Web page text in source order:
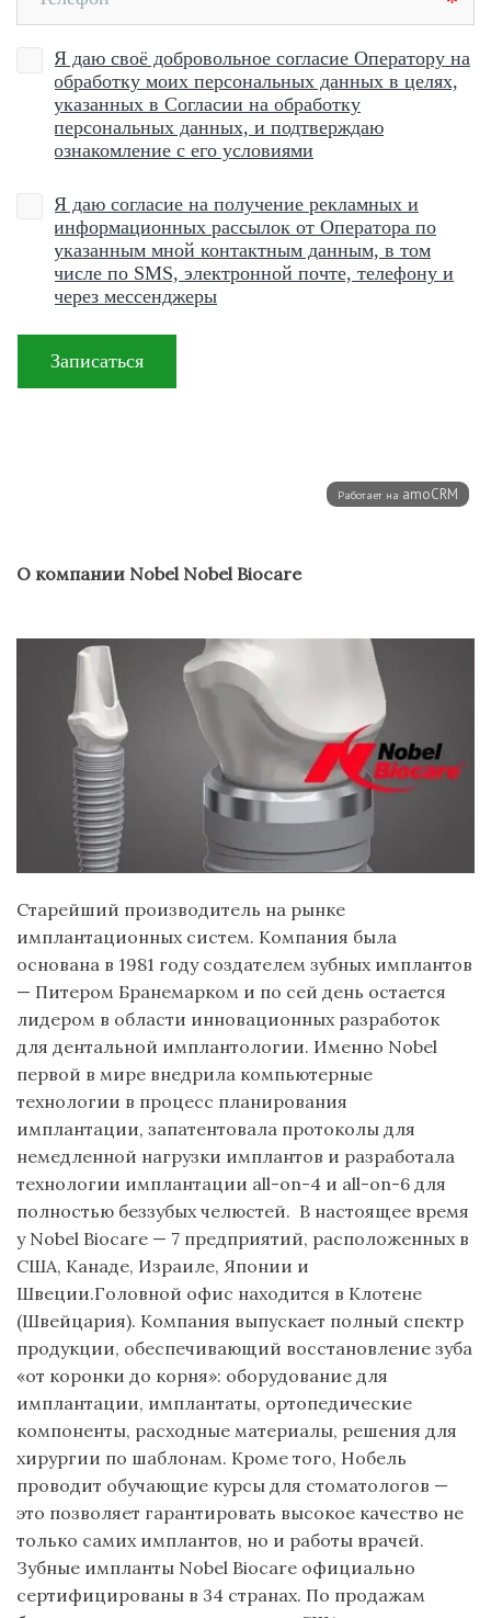
О компании Nobel Nobel Biocare
Старейший производитель на рынке
имплантационных систем. Компания была
основана в 1981 году создателем зубных имплантов
— Питером Бранемарком и по сей день остается
лидером в области инновационных разработок
для дентальной имплантологии. Именно Nobel
первой в мире внедрила компьютерные
технологии в процесс планирования
имплантации, запатентовала протоколы для
немедленной нагрузки имплантов и разработала
технологии имплантации all-on-4 и all-on-6 для
полностью беззубых челюстей. В настоящее время
у Nobel Biocare — 7 предприятий, расположенных в
США, Канаде, Израиле, Японии и
Швеции.Головной офис находится в Клотене
(Швейцария). Компания выпускает полный спектр
продукции, обеспечивающий восстановление зуба
«от коронки до корня»: оборудование для
имплантации, имплантаты, ортопедические
компоненты, расходные материалы, решения для
хирургии по шаблонам. Кроме того, Нобель
проводит обучающие курсы для стоматологов —
это позволяет гарантировать высокое качество не
только самих имплантов, но и работы врачей.
Зубные импланты Nobel Biocare официально
сертифицированы в 34 странах. По продажам